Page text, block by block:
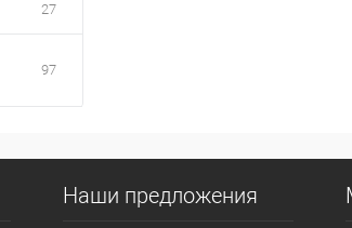
27
97
Наши предложения